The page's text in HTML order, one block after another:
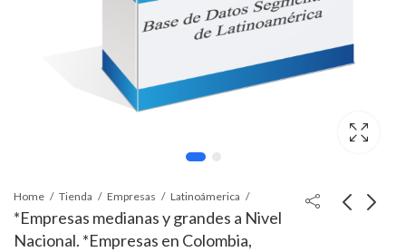
Home Tienda Empresas Latinoámerica
*Empresas medianas y grandes a Nivel
Nacional. *Empresas en Colombia,